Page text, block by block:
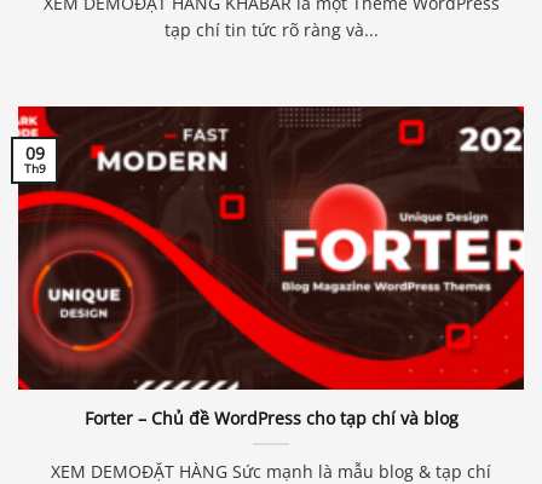
tạp chí tin tức rõ ràng và...
Forter – Chủ đề WordPress cho tạp chí và blog
XEM DEMOĐẶT HÀNG Sức mạnh là mẫu blog & tạp chí
09
Th9